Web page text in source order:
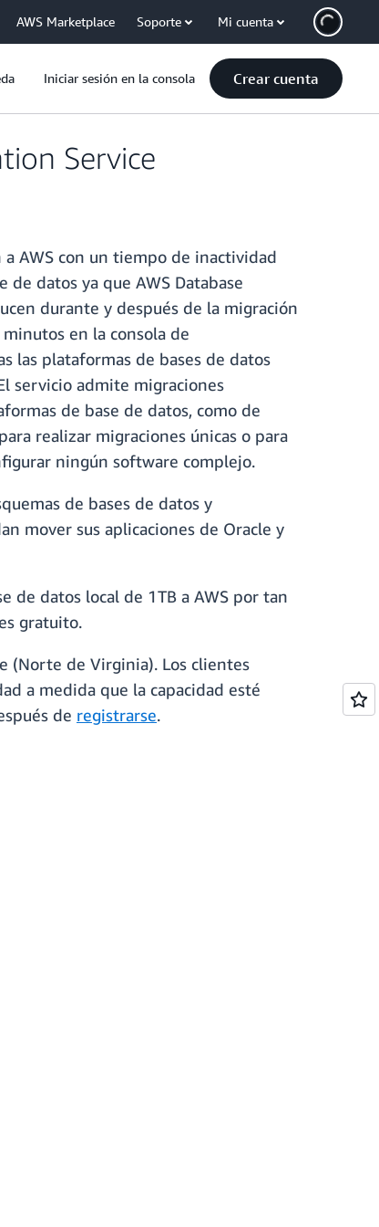
AWS Marketplace Soporte Mi cuenta
Iniciar sesión en la consola Crear cuenta
Service
AWS con un tiempo de inactividad
datos ya que AWS Database
durante y después de la migración
en la consola de
las plataformas de bases de datos
servicio admite migraciones
de base de datos, como de
realizar migraciones únicas o para
ningún software complejo.
de bases de datos y
mover sus aplicaciones de Oracle y
de datos local de 1TB a AWS por tan
gratuito.
(Norte de Virginia). Los clientes
a medida que la capacidad esté
de registrarse.